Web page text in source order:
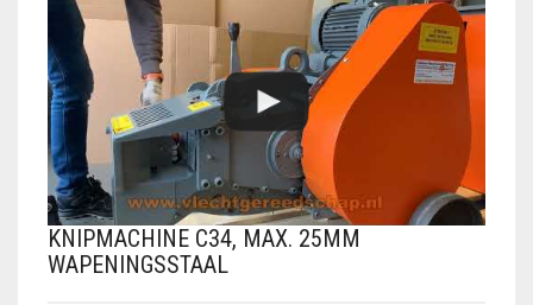
KNIPMACHINE C34, MAX. 25MM
WAPENINGSSTAAL